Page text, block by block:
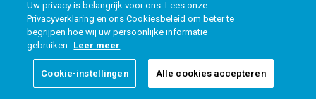
Uw privacy is belangrijk voor ons. Lees onze
Privacyverklaring en ons Cookiesbeleid om beter te
begrijpen hoe wij uw persoonlijke informatie
gebruiken. Leer meer
Cookie-instellingen Alle cookies accepteren